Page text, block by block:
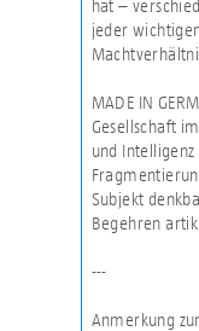
hat –
jeder
MADE IN
Gesellschaft
und
Subjekt
Begehren
---
Anmerkung